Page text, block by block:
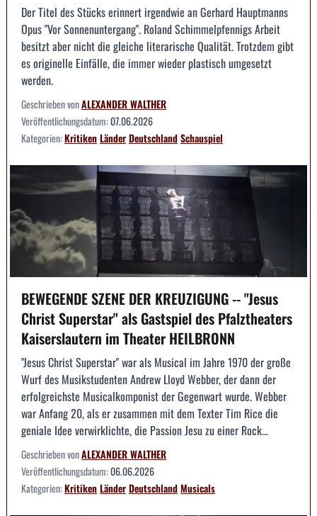
Der Titel des Stücks erinnert irgendwie an Gerhard Hauptmanns
Opus "Vor Sonnenuntergang". Roland Schimmelpfennigs Arbeit
besitzt aber nicht die gleiche literarische Qualität. Trotzdem gibt
es originelle Einfälle, die immer wieder plastisch umgesetzt
werden.
Geschrieben vonALEXANDER WALTHER
Veröffentlichungsdatum:07.06.2026
Kategorien:KritikenLänderDeutschlandSchauspiel
BEWEGENDE SZENE DER KREUZIGUNG -- "Jesus
Christ Superstar" als Gastspiel des Pfalztheaters
Kaiserslautern im Theater HEILBRONN
"Jesus Christ Superstar" war als Musical im Jahre 1970 der große
Wurf des Musikstudenten Andrew Lloyd Webber, der dann der
erfolgreichste Musicalkomponist der Gegenwart wurde. Webber
war Anfang 20, als er zusammen mit dem Texter Tim Rice die
geniale Idee verwirklichte, die Passion Jesu zu einer Rock...
Geschrieben vonALEXANDER WALTHER
Veröffentlichungsdatum:06.06.2026
Kategorien:KritikenLänderDeutschlandMusicals